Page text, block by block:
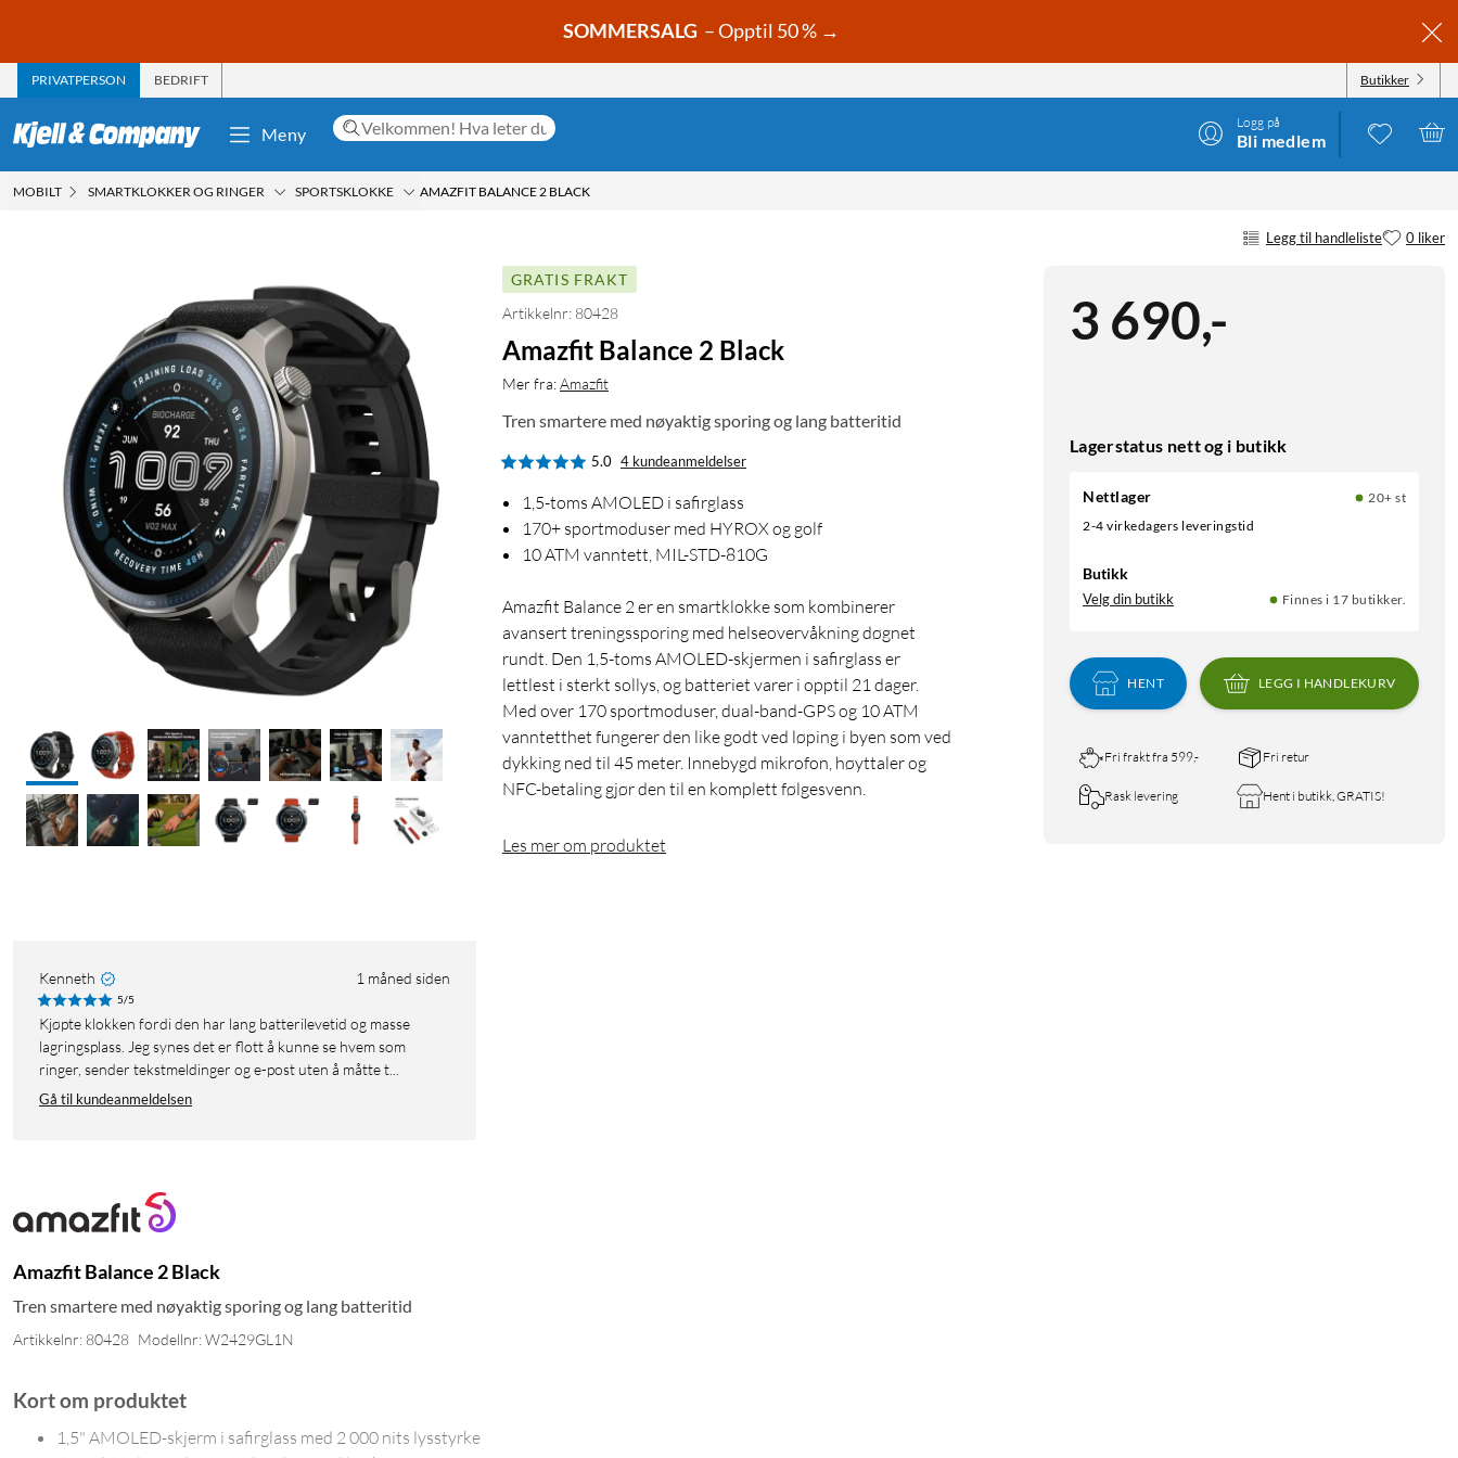
SOMMERSALG – Opptil 50 % →
PRIVATPERSON BEDRIFT Butikker
Meny
Logg på
Bli medlem
MOBILT SMARTKLOKKER OG RINGER SPORTSKLOKKE AMAZFIT BALANCE 2 BLACK
Legg til handleliste 0 liker
3 690,-
Lagerstatus nett og i butikk
Nettlager
20+ st
2-4 virkedagers leveringstid
Butikk
Velg din butikk Finnes i 17 butikker.
HENT LEGG I HANDLEKURV
Fri frakt fra 599,- Fri retur
Rask levering Hent i butikk, GRATIS!
GRATIS FRAKT
Artikkelnr: 80428
Amazfit Balance 2 Black
Mer fra:Amazfit
Tren smartere med nøyaktig sporing og lang batteritid
5.0 4 kundeanmeldelser
1,5-toms AMOLED i safirglass
170+ sportmoduser med HYROX og golf
10 ATM vanntett, MIL-STD-810G
Amazfit Balance 2 er en smartklokke som kombinerer
avansert treningssporing med helseovervåkning døgnet
rundt. Den 1,5-toms AMOLED-skjermen i safirglass er
lettlest i sterkt sollys, og batteriet varer i opptil 21 dager.
Med over 170 sportmoduser, dual-band-GPS og 10 ATM
vanntetthet fungerer den like godt ved løping i byen som ved
dykking ned til 45 meter. Innebygd mikrofon, høyttaler og
NFC-betaling gjør den til en komplett følgesvenn.
Les mer om produktet
Kenneth 1 måned siden
5/5
Kjøpte klokken fordi den har lang batterilevetid og masse
lagringsplass. Jeg synes det er flott å kunne se hvem som
ringer, sender tekstmeldinger og e-post uten å måtte t...
Gå til kundeanmeldelsen
Amazfit Balance 2 Black
Tren smartere med nøyaktig sporing og lang batteritid
Artikkelnr: 80428 Modellnr: W2429GL1N
Kort om produktet
1,5" AMOLED-skjerm i safirglass med 2 000 nits lysstyrke